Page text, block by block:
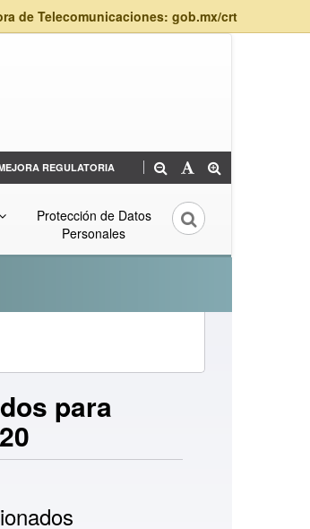
de Telecomunicaciones: gob.mx/crt
REGULATORIA
Protección de Datos
Personales
para